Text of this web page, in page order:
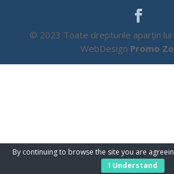
© 2023 Toate drepturile aparțin lui
WebDesign Promo
By continuing to browse the site you are
I Understand